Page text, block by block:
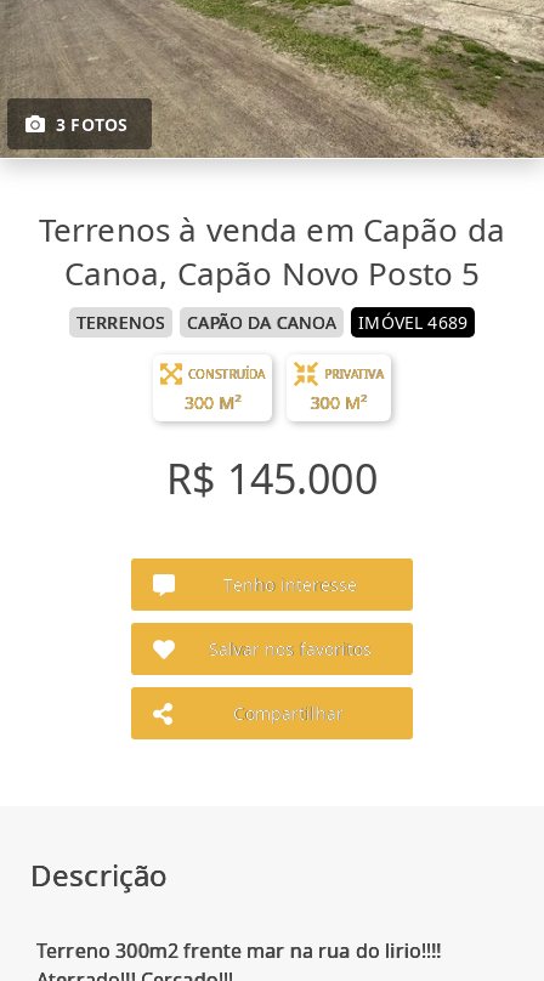
3 FOTOS
Terrenos à venda em Capão da
Canoa, Capão Novo Posto 5
TERRENOS CAPÃO DA CANOA IMÓVEL 4689
CONSTRUÍDA
300 M²
PRIVATIVA
300 M²
R$ 145.000
Tenho interesse
Salvar nos favoritos
Compartilhar
Descrição
Terreno 300m2 frente mar na rua do lirio!!!!